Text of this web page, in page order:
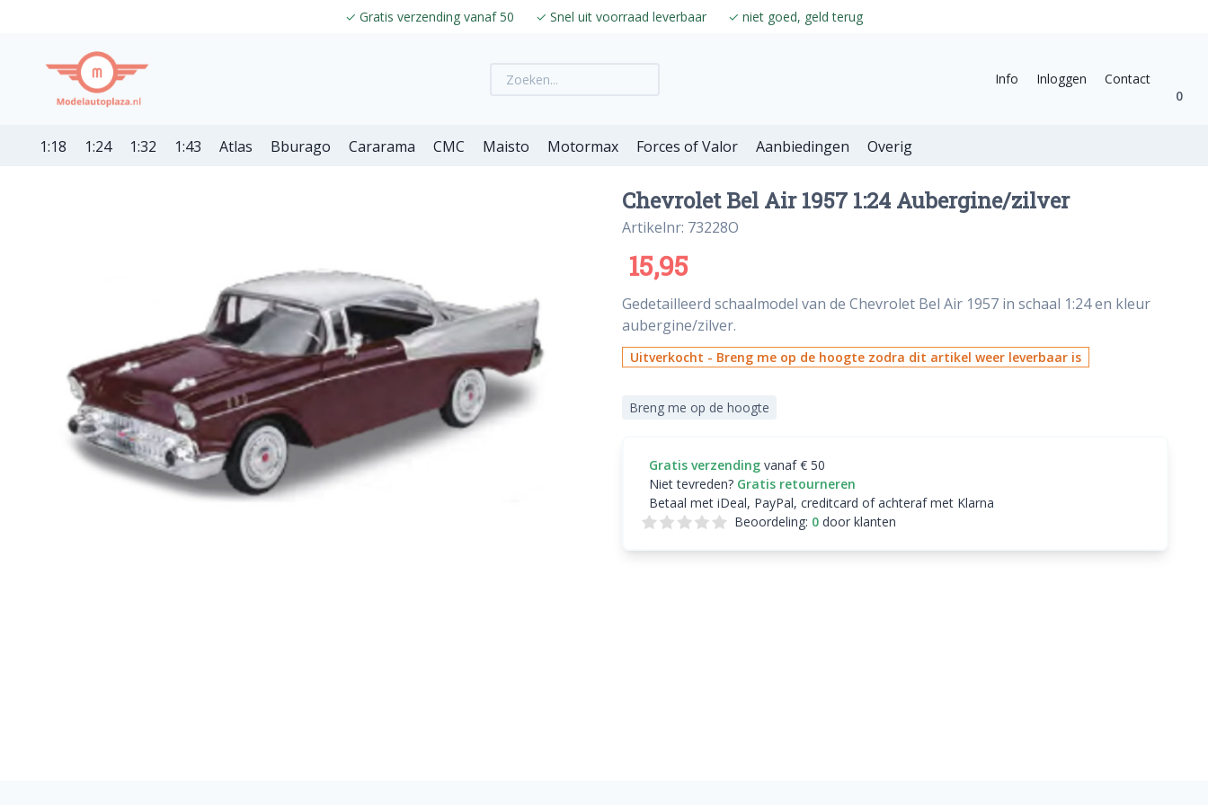
✓ Gratis verzending vanaf 50 ✓ Snel uit voorraad leverbaar ✓ niet goed, geld terug
Info Inloggen
Contact
0
1:18 1:24 1:32 1:43 Atlas Bburago Cararama CMC Maisto Motormax Forces of Valor Aanbiedingen Overig
Chevrolet Bel Air 1957 1:24 Aubergine/zilver
Artikelnr: 73228O
15,95
Gedetailleerd schaalmodel van de Chevrolet Bel Air 1957 in schaal 1:24 en kleur
aubergine/zilver.
Uitverkocht - Breng me op de hoogte zodra dit artikel weer leverbaar is
Breng me op de hoogte
Gratis verzending vanaf € 50
Niet tevreden? Gratis retourneren
Betaal met iDeal, PayPal, creditcard of achteraf met Klarna
Beoordeling: 0door klanten